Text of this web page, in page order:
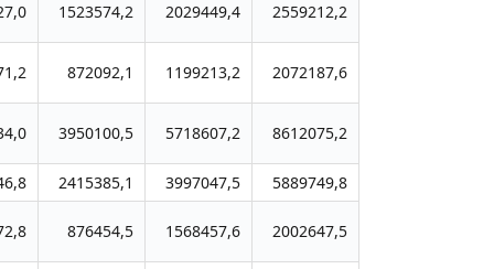
1523574,2 2029449,4 2559212,2
872092,1 1199213,2 2072187,6
3950100,5 5718607,2 8612075,2
2415385,1 3997047,5 5889749,8
876454,5 1568457,6 2002647,5